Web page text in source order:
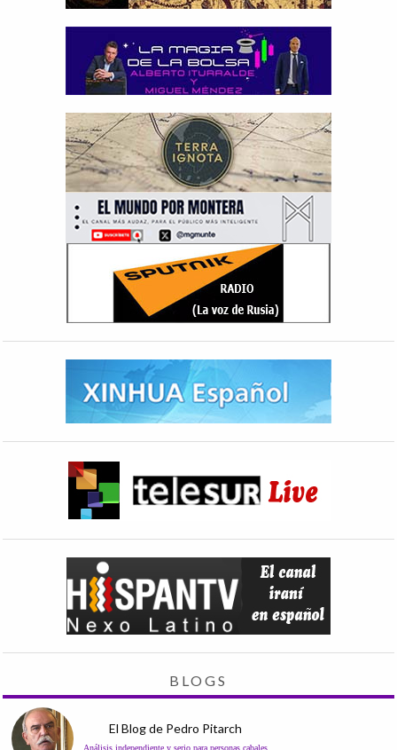
BLOGS
El Blog de Pedro Pitarch
Análisis independiente y serio para personas cabales